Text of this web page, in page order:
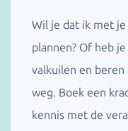
Wil je dat ik met
plannen? Of heb
valkuilen en beren
weg. Boek een
kennis met de